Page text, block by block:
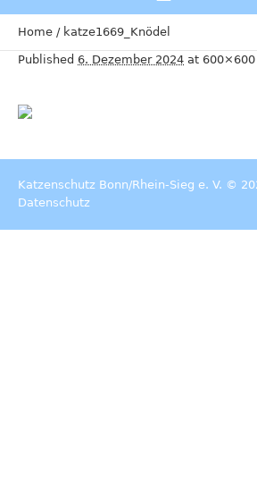
Home / katze1669_Knödel
Published 6. Dezember 2024 at
Katzenschutz Bonn/Rhein-Sieg e. V. ©
Datenschutz